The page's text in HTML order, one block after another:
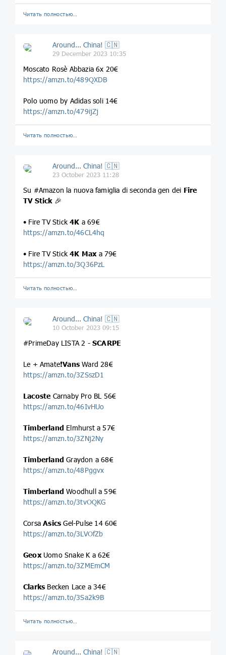
Читать полностью…
Around... China! 🇨🇳
29 December 2023 10:35
Moscato Rosè Abbazia 6x 20€
https://amzn.to/489QXDB
Polo uomo by Adidas soli 14€
https://amzn.to/479ijZj
Читать полностью…
Around... China! 🇨🇳
23 October 2023 11:28
Su #Amazon la nuova famiglia di seconda gen dei Fire
TV Stick🎉
• Fire TV Stick4K a 69€
https://amzn.to/46CL4hq
• Fire TV Stick4K Maxa 79€
https://amzn.to/3Q36PzL
Читать полностью…
Around... China! 🇨🇳
10 October 2023 09:15
#PrimeDay LISTA 2 - SCARPE
Le + Amate❗️Vans Ward 28€
https://amzn.to/3ZSszD1
Lacoste Carnaby Pro BL 56€
https://amzn.to/46IvHUo
Timberland Elmhurst a 57€
https://amzn.to/3ZNj2Ny
Timberland Graydon a 68€
https://amzn.to/48Pggvx
Timberland Woodhull a 59€
https://amzn.to/3tvOQKG
CorsaAsics Gel-Pulse 14 60€
https://amzn.to/3LVOfZb
GeoxUomo Snake K a 62€
https://amzn.to/3ZMEmCM
Clarks Becken Lace a 34€
https://amzn.to/3Sa2k9B
Читать полностью…
Around... China! 🇨🇳